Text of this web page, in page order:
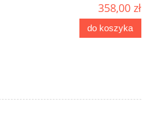
358,00 zł
do koszyka